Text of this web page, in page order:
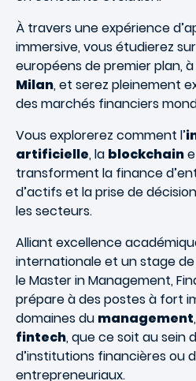
À travers une expérience
immersive, vous étudierez
européens de premier plan, à
Milan, et serez pleinement
des marchés financiers
Vous explorerez comment l’
artificielle, la blockchain
transforment la finance
d’actifs et la prise de
les secteurs.
Alliant excellence
internationale et un stage
le Master in Management,
prépare à des postes à fort
domaines du management
fintech, que ce soit au sein
d’institutions financières ou
entrepreneuriaux.